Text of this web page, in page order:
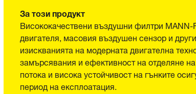
За този продукт
Висококачествени въздушни филтри
двигателя, масовия въздушен сензор и
изискванията на модерната двигателна
замърсявания и ефективност на отделяне
потока и висока устойчивост на гънките
период на експлоатация.